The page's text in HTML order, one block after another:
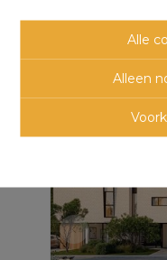
Alle
Alleen
Andere
panden